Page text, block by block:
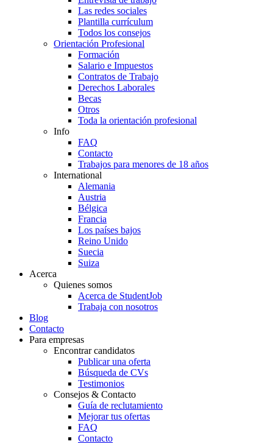
Las redes sociales
Plantilla currículum
Todos los consejos
Orientación Profesional
Formación
Salario e Impuestos
Contratos de Trabajo
Derechos Laborales
Becas
Otros
Toda la orientación profesional
Info
FAQ
Contacto
Trabajos para menores de 18 años
International
Alemania
Austria
Bélgica
Francia
Los países bajos
Reino Unido
Suecia
Suiza
Acerca
Quienes somos
Acerca de StudentJob
Trabaja con nosotros
Blog
Contacto
Para empresas
Encontrar candidatos
Publicar una oferta
Búsqueda de CVs
Testimonios
Consejos & Contacto
Guía de reclutamiento
Mejorar tus ofertas
FAQ
Contacto